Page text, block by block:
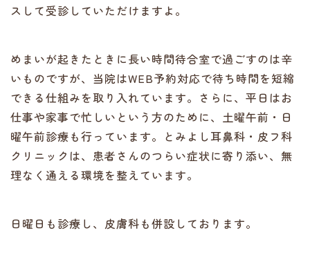
スして受診していただけますよ。
めまいが起きたときに長い時間待合室で過ごすのは辛
いものですが、当院はWEB予約対応で待ち時間を短縮
できる仕組みを取り入れています。さらに、平日はお
仕事や家事で忙しいという方のために、土曜午前・日
曜午前診療も行っています。とみよし耳鼻科・皮フ科
クリニックは、患者さんのつらい症状に寄り添い、無
理なく通える環境を整えています。
日曜日も診療し、皮膚科も併設しております。